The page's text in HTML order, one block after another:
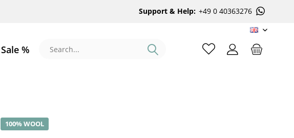
Support & Help: +49 0 40363276
EN
Sale %
100% WOOL